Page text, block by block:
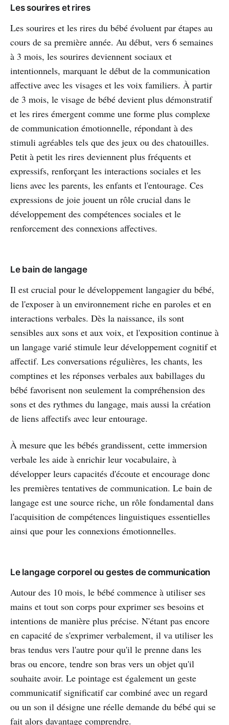
Les sourires et rires
Les sourires et les rires du bébé évoluent par étapes au
cours de sa première année. Au début, vers 6 semaines
à 3 mois, les sourires deviennent sociaux et
intentionnels, marquant le début de la communication
affective avec les visages et les voix familiers. À partir
de 3 mois, le visage de bébé devient plus démonstratif
et les rires émergent comme une forme plus complexe
de communication émotionnelle, répondant à des
stimuli agréables tels que des jeux ou des chatouilles.
Petit à petit les rires deviennent plus fréquents et
expressifs, renforçant les interactions sociales et les
liens avec les parents, les enfants et l'entourage. Ces
expressions de joie jouent un rôle crucial dans le
développement des compétences sociales et le
renforcement des connexions affectives.
Le bain de langage
Il est crucial pour le développement langagier du bébé,
de l'exposer à un environnement riche en paroles et en
interactions verbales. Dès la naissance, ils sont
sensibles aux sons et aux voix, et l'exposition continue à
un langage varié stimule leur développement cognitif et
affectif. Les conversations régulières, les chants, les
comptines et les réponses verbales aux babillages du
bébé favorisent non seulement la compréhension des
sons et des rythmes du langage, mais aussi la création
de liens affectifs avec leur entourage.
À mesure que les bébés grandissent, cette immersion
verbale les aide à enrichir leur vocabulaire, à
développer leurs capacités d'écoute et encourage donc
les premières tentatives de communication. Le bain de
langage est une source riche, un rôle fondamental dans
l'acquisition de compétences linguistiques essentielles
ainsi que pour les connexions émotionnelles.
Le langage corporel ou gestes de communication
Autour des 10 mois, le bébé commence à utiliser ses
mains et tout son corps pour exprimer ses besoins et
intentions de manière plus précise. N'étant pas encore
en capacité de s'exprimer verbalement, il va utiliser les
bras tendus vers l'autre pour qu'il le prenne dans les
bras ou encore, tendre son bras vers un objet qu'il
souhaite avoir. Le pointage est également un geste
communicatif significatif car combiné avec un regard
ou un son il désigne une réelle demande du bébé qui se
fait alors davantage comprendre.